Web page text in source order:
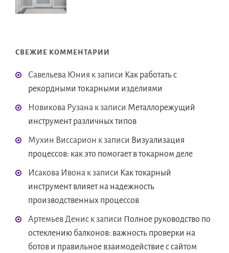
СВЕЖИЕ КОММЕНТАРИИ
Савельева Юния к записи Как работать с
рекордными токарными изделиями
Новикова Рузана к записи Металлорежущий
инструмент различных типов
Мухин Виссарион к записи Визуализация
процессов: как это помогает в токарном деле
Исакова Ивона к записи Как токарный
инструмент влияет на надежность
производственных процессов
Артемьев Денис к записи Полное руководство по
остеклению балконов: важность проверки на
ботов и правильное взаимодействие с сайтом